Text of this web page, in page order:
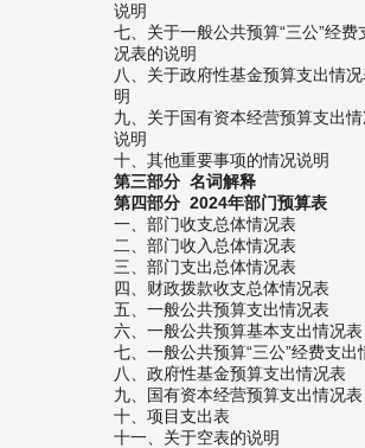
说明
七、关于一般公共预算“三公”经费
况表的说明
八、关于政府性基金预算支出情
明
九、关于国有资本经营预算支出
说明
十、其他重要事项的情况说明
第三部分 名词解释
第四部分 2024年部门预算表
一、部门收支总体情况表
二、部门收入总体情况表
三、部门支出总体情况表
四、财政拨款收支总体情况表
五、一般公共预算支出情况表
六、一般公共预算基本支出情况表
七、一般公共预算“三公”经费支出
八、政府性基金预算支出情况表
九、国有资本经营预算支出情况表
十、项目支出表
十一、关于空表的说明